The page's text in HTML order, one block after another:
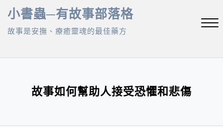
Skip
content
小書蟲─有故事部落格
故事是安撫、療癒靈魂的最佳藥方
故事如何幫助人接受恐懼和悲傷